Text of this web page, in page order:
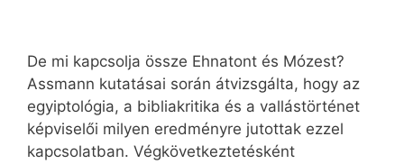
De mi kapcsolja össze Ehnatont és Mózest?
Assmann kutatásai során átvizsgálta, hogy az
egyiptológia, a bibliakritika és a vallástörténet
képviselői milyen eredményre jutottak ezzel
kapcsolatban. Végkövetkeztetésként